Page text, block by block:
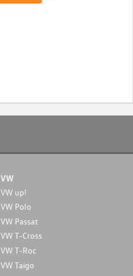
VW
VW up!
VW Polo
VW Passat
VW T-Cross
VW T-Roc
VW Taigo